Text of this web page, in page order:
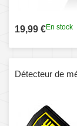
19,99 €En stock
Détecteur de